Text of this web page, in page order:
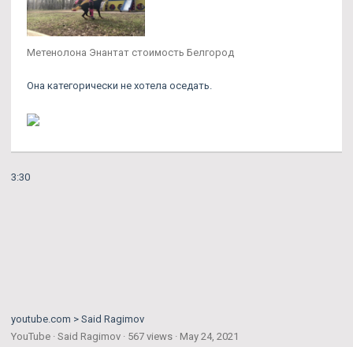
Метенолона Энантат стоимость Белгород
Она категорически не хотела оседать.
3:30
youtube.com > Said Ragimov
YouTube · Said Ragimov · 567 views · May 24, 2021